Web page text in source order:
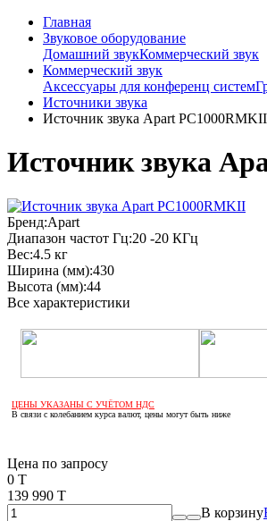
Главная
Звуковое оборудование
Домашний звукКоммерческий звук
Коммерческий звук
Аксессуары для конференц систем
Источники звука
Источник звука Apart PC1000RMKII
Источник звука
Бренд:Apart
Диапазон частот Гц:20 -20 КГц
Вес:4.5 кг
Ширина (мм):430
Высота (мм):44
Все характеристики
ЦЕНЫ УКАЗАНЫ С УЧЁТОМ НДС
В связи с колебанием курса валют, цены могут быть ниже
Цена по запросу
0 T
139 990 T
В корзину